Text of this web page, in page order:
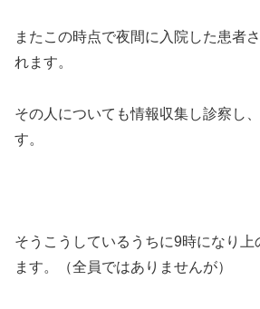
またこの時点で夜間に入院した患者
れます。
その人についても情報収集し診察し
す。
そうこうしているうちに9時になり上
ます。（全員ではありませんが）